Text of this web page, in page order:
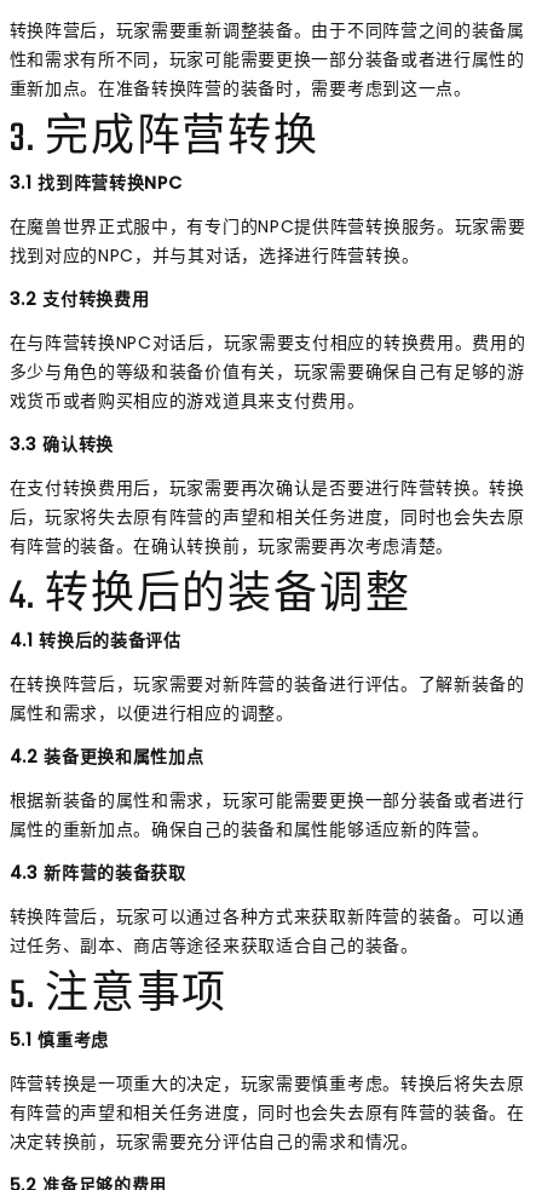
转换阵营后，玩家需要重新调整装备。由于不同阵营之间的装备属
性和需求有所不同，玩家可能需要更换一部分装备或者进行属性的
重新加点。在准备转换阵营的装备时，需要考虑到这一点。
3. 完成阵营转换
3.1 找到阵营转换NPC
在魔兽世界正式服中，有专门的NPC提供阵营转换服务。玩家需要
找到对应的NPC，并与其对话，选择进行阵营转换。
3.2 支付转换费用
在与阵营转换NPC对话后，玩家需要支付相应的转换费用。费用的
多少与角色的等级和装备价值有关，玩家需要确保自己有足够的游
戏货币或者购买相应的游戏道具来支付费用。
3.3 确认转换
在支付转换费用后，玩家需要再次确认是否要进行阵营转换。转换
后，玩家将失去原有阵营的声望和相关任务进度，同时也会失去原
有阵营的装备。在确认转换前，玩家需要再次考虑清楚。
4. 转换后的装备调整
4.1 转换后的装备评估
在转换阵营后，玩家需要对新阵营的装备进行评估。了解新装备的
属性和需求，以便进行相应的调整。
4.2 装备更换和属性加点
根据新装备的属性和需求，玩家可能需要更换一部分装备或者进行
属性的重新加点。确保自己的装备和属性能够适应新的阵营。
4.3 新阵营的装备获取
转换阵营后，玩家可以通过各种方式来获取新阵营的装备。可以通
过任务、副本、商店等途径来获取适合自己的装备。
5. 注意事项
5.1 慎重考虑
阵营转换是一项重大的决定，玩家需要慎重考虑。转换后将失去原
有阵营的声望和相关任务进度，同时也会失去原有阵营的装备。在
决定转换前，玩家需要充分评估自己的需求和情况。
5.2 准备足够的费用